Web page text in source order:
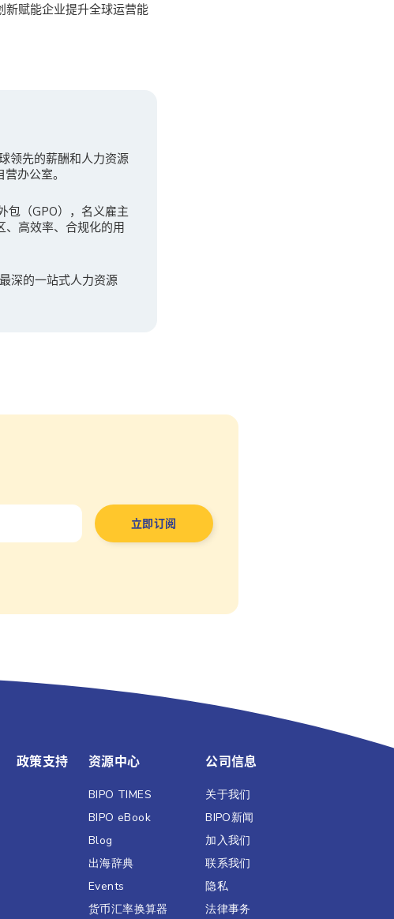
新赋能企业提升全球运营能
领先的薪酬和人力资源
办公室。
包（GPO），名义雇主
、高效率、合规化的用
深的一站式人力资源
政策支持 资源中心
BIPO TIMES
BIPO eBook
Blog
出海辞典
Events
货币汇率换算器
公司信息
关于我们
BIPO新闻​
加入我们
联系我们
隐私
法律事务